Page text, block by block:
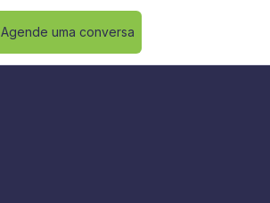
Agende uma conversa